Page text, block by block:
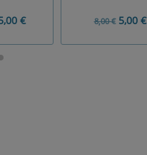
€ 8,00 €5,00 €